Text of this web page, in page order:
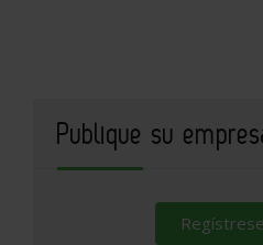
Publique su